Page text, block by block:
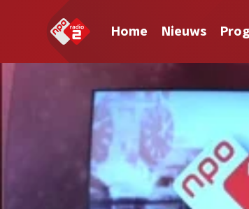
Home Nieuws